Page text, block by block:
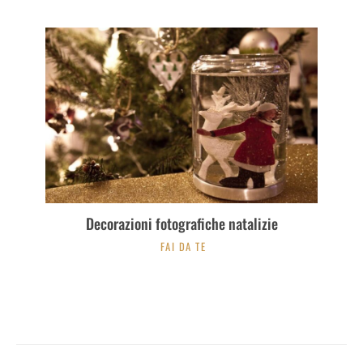
Decorazioni fotografiche natalizie
FAI DA TE